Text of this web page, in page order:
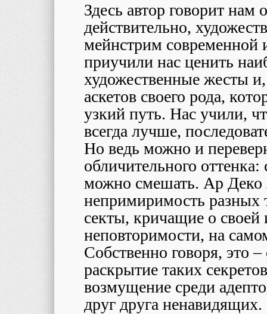
Здесь автор говорит
действительно,
мейнстрим современной
приучили нас ценить
художественные жесты и,
аскетов своего рода,
узкий путь. Нас учили,
всегда лучше,
Но ведь можно и
обличительного
можно смешать. Ар Деко
непримиримость
секты, кричащие о
неповторимости, на
Собственно говоря, это
раскрытие таких
возмущение среди
друг друга ненавидящих.